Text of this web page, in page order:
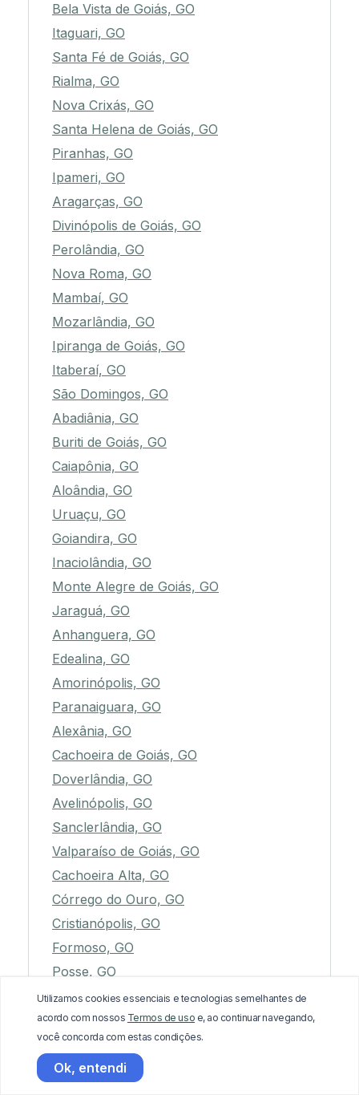
Bela Vista de Goiás, GO
Itaguari, GO
Santa Fé de Goiás, GO
Rialma, GO
Nova Crixás, GO
Santa Helena de Goiás, GO
Piranhas, GO
Ipameri, GO
Aragarças, GO
Divinópolis de Goiás, GO
Perolândia, GO
Nova Roma, GO
Mambaí, GO
Mozarlândia, GO
Ipiranga de Goiás, GO
Itaberaí, GO
São Domingos, GO
Abadiânia, GO
Buriti de Goiás, GO
Caiapônia, GO
Aloândia, GO
Uruaçu, GO
Goiandira, GO
Inaciolândia, GO
Monte Alegre de Goiás, GO
Jaraguá, GO
Anhanguera, GO
Edealina, GO
Amorinópolis, GO
Paranaiguara, GO
Alexânia, GO
Cachoeira de Goiás, GO
Doverlândia, GO
Avelinópolis, GO
Sanclerlândia, GO
Valparaíso de Goiás, GO
Cachoeira Alta, GO
Córrego do Ouro, GO
Cristianópolis, GO
Formoso, GO
Posse, GO
Nova Aurora, GO
Pilar de Goiás, GO
Itauçu, GO
Formosa, GO
Utilizamos cookies essenciais e tecnologias semelhantes de
acordo com nossos Termos de uso e, ao continuar navegando,
você concorda com estas condições.
Ok, entendi